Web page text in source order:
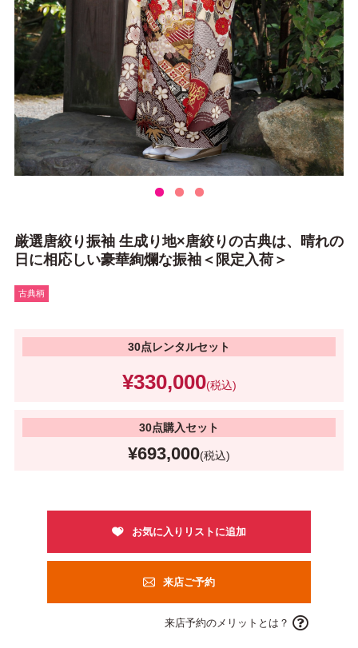
厳選唐絞り振袖 生成り地×唐絞りの古典は、晴れの
日に相応しい豪華絢爛な振袖＜限定入荷＞
古典柄
30点レンタルセット
¥330,000(税込)
30点購入セット
¥693,000(税込)
来店ご予約
来店予約のメリットとは？